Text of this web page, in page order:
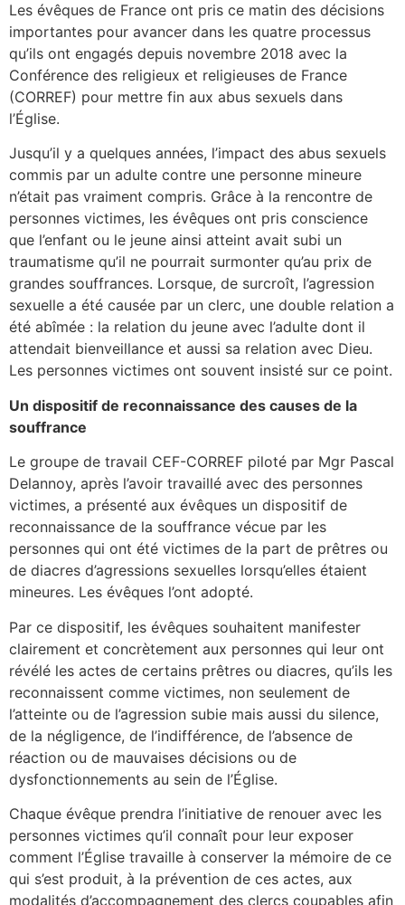
Les évêques de France ont pris ce matin des décisions
importantes pour avancer dans les quatre processus
qu’ils ont engagés depuis novembre 2018 avec la
Conférence des religieux et religieuses de France
(CORREF) pour mettre fin aux abus sexuels dans
l’Église.
Jusqu’il y a quelques années, l’impact des abus sexuels
commis par un adulte contre une personne mineure
n’était pas vraiment compris. Grâce à la rencontre de
personnes victimes, les évêques ont pris conscience
que l’enfant ou le jeune ainsi atteint avait subi un
traumatisme qu’il ne pourrait surmonter qu’au prix de
grandes souffrances. Lorsque, de surcroît, l’agression
sexuelle a été causée par un clerc, une double relation a
été abîmée : la relation du jeune avec l’adulte dont il
attendait bienveillance et aussi sa relation avec Dieu.
Les personnes victimes ont souvent insisté sur ce point.
Un dispositif de reconnaissance des causes de la
souffrance
Le groupe de travail CEF-CORREF piloté par Mgr Pascal
Delannoy, après l’avoir travaillé avec des personnes
victimes, a présenté aux évêques un dispositif de
reconnaissance de la souffrance vécue par les
personnes qui ont été victimes de la part de prêtres ou
de diacres d’agressions sexuelles lorsqu’elles étaient
mineures. Les évêques l’ont adopté.
Par ce dispositif, les évêques souhaitent manifester
clairement et concrètement aux personnes qui leur ont
révélé les actes de certains prêtres ou diacres, qu’ils les
reconnaissent comme victimes, non seulement de
l’atteinte ou de l’agression subie mais aussi du silence,
de la négligence, de l’indifférence, de l’absence de
réaction ou de mauvaises décisions ou de
dysfonctionnements au sein de l’Église.
Chaque évêque prendra l’initiative de renouer avec les
personnes victimes qu’il connaît pour leur exposer
comment l’Église travaille à conserver la mémoire de ce
qui s’est produit, à la prévention de ces actes, aux
modalités d’accompagnement des clercs coupables afin